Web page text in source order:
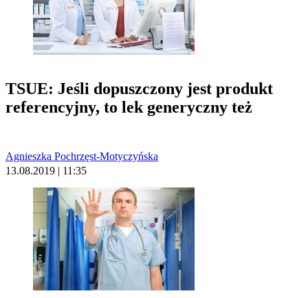
TSUE: Jeśli dopuszczony jest produkt
referencyjny, to lek generyczny też
Agnieszka Pochrzęst-Motyczyńska
13.08.2019 | 11:35